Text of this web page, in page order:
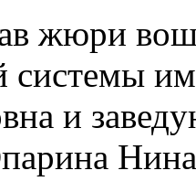
жюри
системы
и